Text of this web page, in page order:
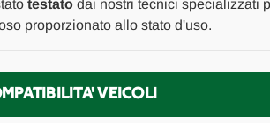
testatodai nostri tecnici specializzati
proporzionato allo stato d'uso.
VEICOLI